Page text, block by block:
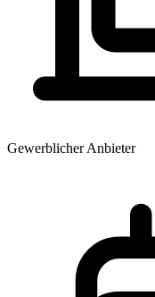
Gewerblicher Anbieter